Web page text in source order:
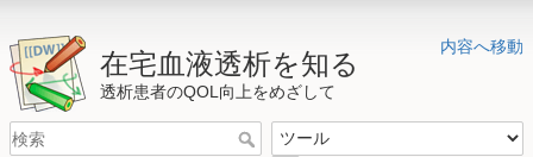
内容へ移動
在宅血液透析を知る
透析患者のQOL向上をめざして